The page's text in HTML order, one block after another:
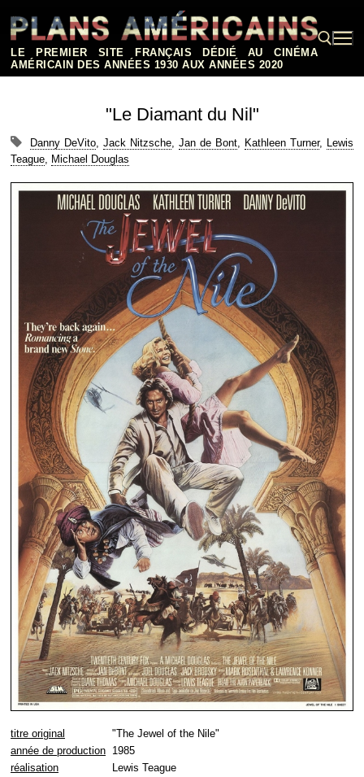
contenu
LE PREMIER SITE FRANÇAIS DÉDIÉ AU CINÉMA
AMÉRICAIN DES ANNÉES 1930 AUX ANNÉES 2020
"Le Diamant du Nil"
Danny DeVito, Jack Nitzsche, Jan de Bont, Kathleen Turner, Lewis
Teague, Michael Douglas
titre original
"The Jewel of the Nile"
année de production 1985
réalisation
Lewis Teague